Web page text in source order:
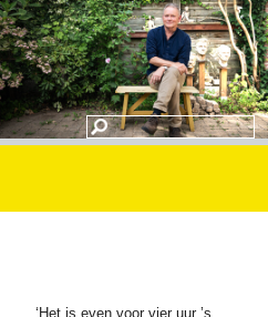
‘Het is even voor vier uur ’s